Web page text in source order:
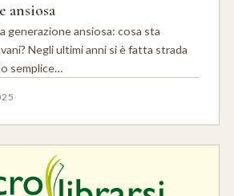
ansiosa
generazione ansiosa: cosa sta
Negli ultimi anni si è fatta strada
semplice…